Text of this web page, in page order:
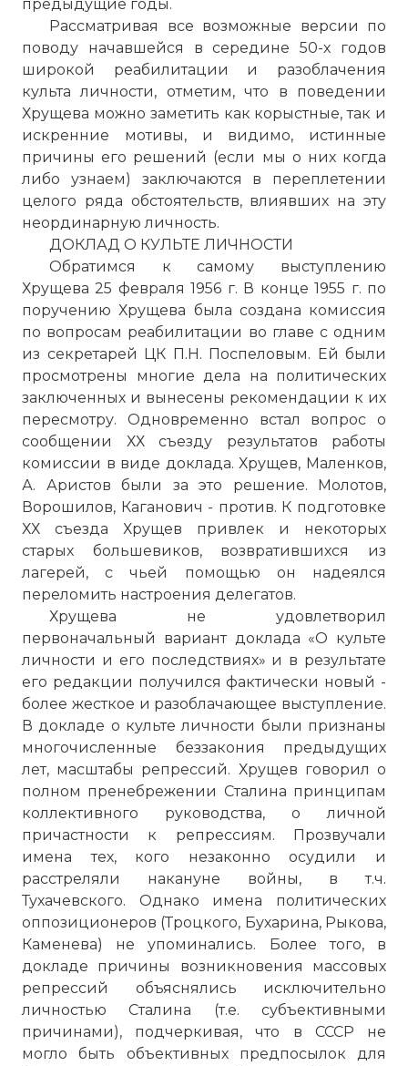
предыдущие годы.
Рассматривая все возможные версии по
поводу начавшейся в середине 50-х годов
широкой реабилитации и разоблачения
культа личности, отметим, что в поведении
Хрущева можно заметить как корыстные, так и
искренние мотивы, и видимо, истинные
причины его решений (если мы о них когда
либо узнаем) заключаются в переплетении
целого ряда обстоятельств, влиявших на эту
неординарную личность.
ДОКЛАД О КУЛЬТЕ ЛИЧНОСТИ
Обратимся к самому выступлению
Хрущева 25 февраля 1956 г. В конце 1955 г. по
поручению Хрущева была создана комиссия
по вопросам реабилитации во главе с одним
из секретарей ЦК П.Н. Поспеловым. Ей были
просмотрены многие дела на политических
заключенных и вынесены рекомендации к их
пересмотру. Одновременно встал вопрос о
сообщении ХХ съезду результатов работы
комиссии в виде доклада. Хрущев, Маленков,
А. Аристов были за это решение. Молотов,
Ворошилов, Каганович - против. К подготовке
ХХ съезда Хрущев привлек и некоторых
старых большевиков, возвратившихся из
лагерей, с чьей помощью он надеялся
переломить настроения делегатов.
Хрущева не удовлетворил
первоначальный вариант доклада «О культе
личности и его последствиях» и в результате
его редакции получился фактически новый -
более жесткое и разоблачающее выступление.
В докладе о культе личности были признаны
многочисленные беззакония предыдущих
лет, масштабы репрессий. Хрущев говорил о
полном пренебрежении Сталина принципам
коллективного руководства, о личной
причастности к репрессиям. Прозвучали
имена тех, кого незаконно осудили и
расстреляли накануне войны, в т.ч.
Тухачевского. Однако имена политических
оппозиционеров (Троцкого, Бухарина, Рыкова,
Каменева) не упоминались. Более того, в
докладе причины возникновения массовых
репрессий объяснялись исключительно
личностью Сталина (т.е. субъективными
причинами), подчеркивая, что в СССР не
могло быть объективных предпосылок для